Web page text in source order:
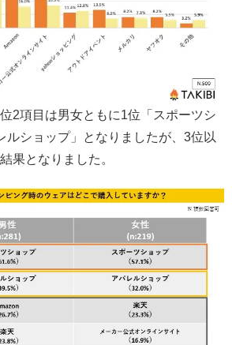
2項目は男女ともに1位「スポーツシ
ルショップ」となりましたが、3位以
果となりました。